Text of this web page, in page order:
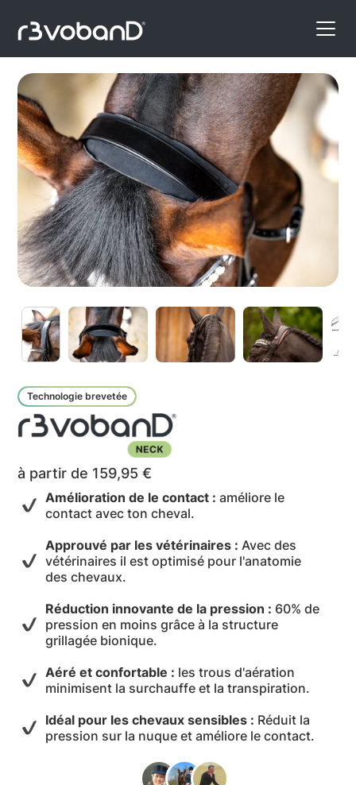
Technologie brevetée
à partir de 159,95 €
Amélioration de le contact :améliore le
contact avec ton cheval.
Approuvé par les vétérinaires : Avec des
vétérinaires il est optimisé pour l'anatomie
des chevaux.
Réduction innovante de la pression : 60% de
pression en moins grâce à la structure
grillagée bionique.
Aéré et confortable : les trous d'aération
minimisent la surchauffe et la transpiration.
Idéal pour les chevaux sensibles : Réduit la
pression sur la nuque et améliore le contact.